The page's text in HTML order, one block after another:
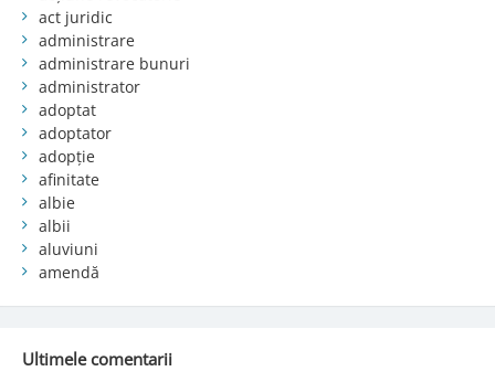
act juridic
administrare
administrare bunuri
administrator
adoptat
adoptator
adopție
afinitate
albie
albii
aluviuni
amendă
Ultimele comentarii